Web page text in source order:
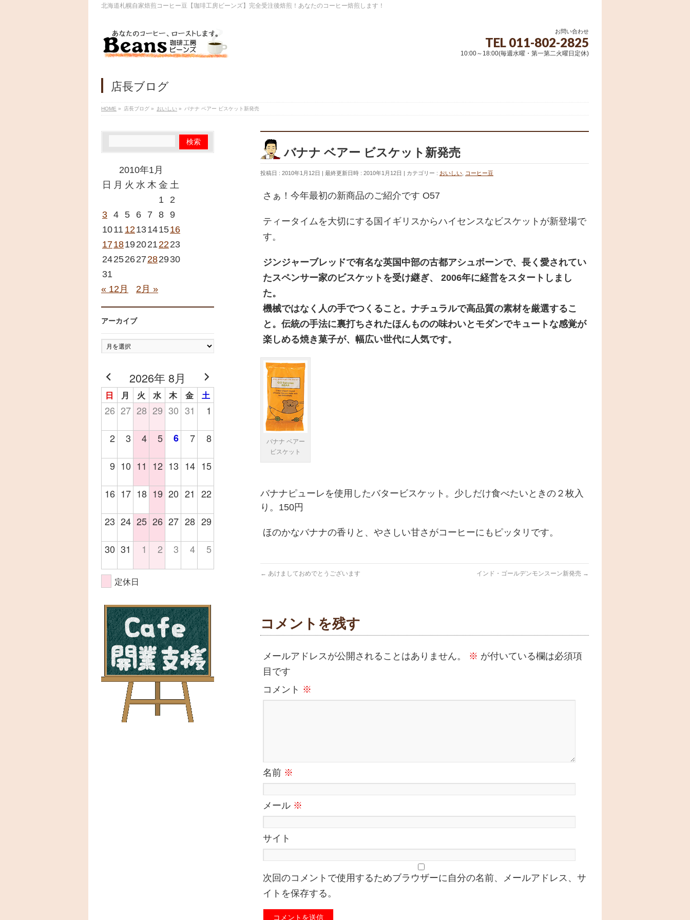
北海道札幌自家焙煎コーヒー豆【珈琲工房ビーンズ】完全受注後焙煎！あなたのコーヒー焙煎します！
お問い合わせ
TEL 011-802-2825
10:00～18:00(毎週水曜・第一第二火曜日定休)
店長ブログ
HOME » 店長ブログ » おいしい » バナナ ベアー ビスケット新発売
バナナ ベアー ビスケット新発売
投稿日 : 2010年1月12日 最終更新日時 : 2010年1月12日 カテゴリー : おいしい コーヒー豆
さぁ！今年最初の新商品のご紹介です O57
ティータイムを大切にする国イギリスからハイセンスなビスケットが新登場で
す。
ジンジャーブレッドで有名な英国中部の古都アシュボーンで、長く愛されてい
たスペンサー家のビスケットを受け継ぎ、 2006年に経営をスタートしまし
た。
機械ではなく人の手でつくること。ナチュラルで高品質の素材を厳選するこ
と。伝統の手法に裏打ちされたほんものの味わいとモダンでキュートな感覚が
楽しめる焼き菓子が、幅広い世代に人気です。
バナナ ベアー
ビスケット
バナナピューレを使用したバタービスケット。少しだけ食べたいときの２枚入
り。150円
ほのかなバナナの香りと、やさしい甘さがコーヒーにもピッタリです。
← あけましておめでとうございます インド・ゴールデンモンスーン新発売 →
コメントを残す
メールアドレスが公開されることはありません。 ※ が付いている欄は必須項
目です
コメント ※
名前 ※
メール ※
サイト
次回のコメントで使用するためブラウザーに自分の名前、メールアドレス、サ
イトを保存する。
2010年1月
日 月 火 水 木 金 土
1
2
3 4 5 6 7 8 9
1011 1213141516
17181920212223
24252627282930
31
« 12月
2月 »
アーカイブ
ア
ー
イ
ブ
2026年 8月
日 月 火 水 木 金 土
26 27 28 29 30 31 1
2 3 4 5 6 7 8
9 10 11 12 13 14 15
16 17 18 19 20 21 22
23 24 25 26 27 28 29
30 31 1 2 3 4 5
定休日